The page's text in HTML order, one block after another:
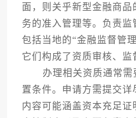
面，则关乎新型金融商
务的准入管理等。负责
包括当地的“金融监督管
它们构成了资质审核、监
办理相关资质通常需
置条件。申请方需提交详
内容可能涵盖资本充足